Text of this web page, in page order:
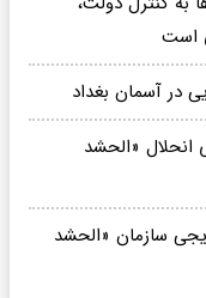
است
در آسمان بغداد
انحلال «الحشد
سازمان «الحشد